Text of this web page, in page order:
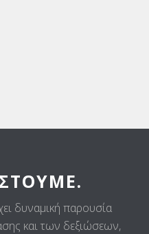
δυναμική παρουσία
και των δεξιώσεων,